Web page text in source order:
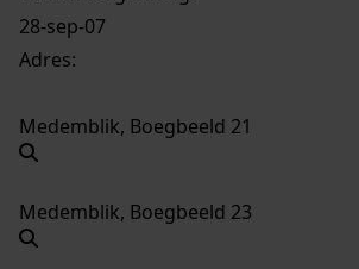
28-sep-07
Adres:
Medemblik, Boegbeeld 21
Medemblik, Boegbeeld 23